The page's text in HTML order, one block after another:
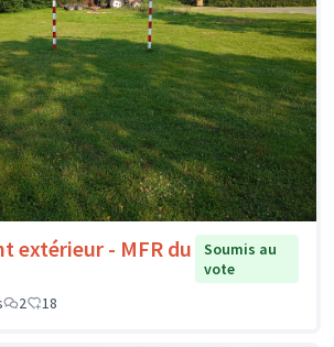
extérieur - MFR du
Soumis au
vote
2 18